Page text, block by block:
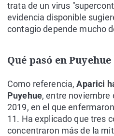
trata de un virus
evidencia disponible
contagio depende mucho
Qué pasó en Puyehue
Como referencia,Aparici
Puyehue, entre noviembre
2019, en el que
11. Ha explicado que tres
concentraron más de la